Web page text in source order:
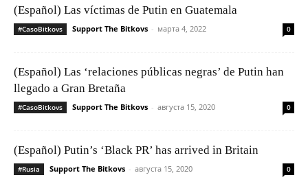
(Español) Las víctimas de Putin en Guatemala
#CasoBitkovs Support The Bitkovs - марта 4, 2022 0
(Español) Las ‘relaciones públicas negras’ de Putin han
llegado a Gran Bretaña
#CasoBitkovs Support The Bitkovs - августа 15, 2020 0
(Español) Putin’s ‘Black PR’ has arrived in Britain
#Rusia Support The Bitkovs - августа 15, 2020 0